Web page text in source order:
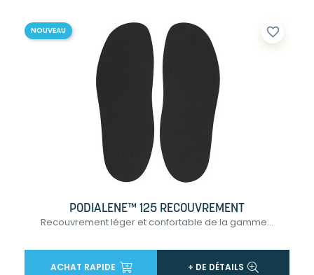
PODIALENE™ 125 RECOUVREMENT
Recouvrement léger et confortable de la gamme...
favorite_border
NOUVEAU
ACHAT RAPIDE + DE DÉTAILS